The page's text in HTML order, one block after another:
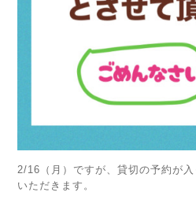
2/16（月）ですが、貸切の予約が
いただきます。